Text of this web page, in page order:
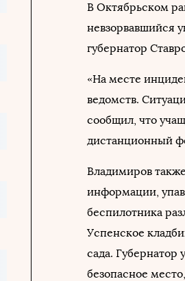
В Октябрьском
невзорвавшийся
губернатор
«На месте
ведомств.
сообщил, что
дистанционный
Владимиров также
информации,
беспилотника
Успенское
сада. Губернатор
безопасное